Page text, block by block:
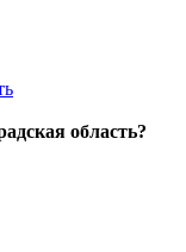
область?